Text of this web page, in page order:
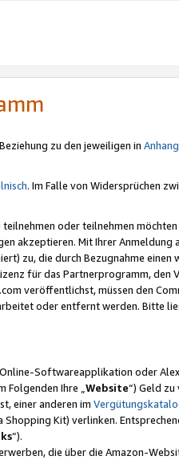
zu den jeweiligen in
. Im Falle von Widersprüchen
teilnehmen oder teilnehmen möchten
akzeptieren. Mit Ihrer Anmeldung
zu, die durch Bezugnahme einen
für das Partnerprogramm, den
veröffentlichst, müssen den
oder entfernt werden. Bitte
Softwareapplikation oder
Ihre „ Website“) Geld zu
einer anderen im
Kit) verlinken.
“).
die über die Amazon-